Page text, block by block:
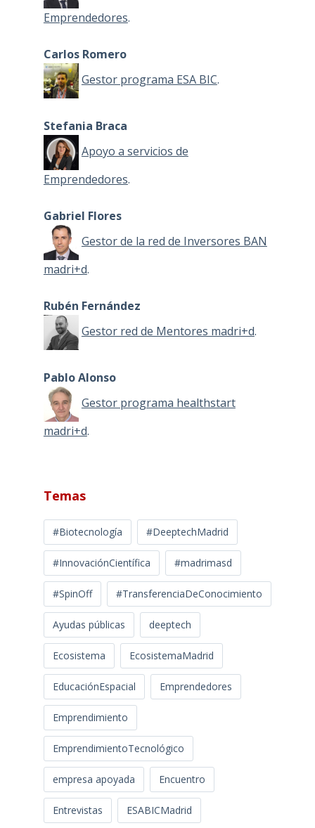
Emprendedores.
Carlos Romero
Gestor programa ESA BIC.
Stefania Braca
Apoyo a servicios de
Emprendedores.
Gabriel Flores
Gestor de la red de Inversores BAN
madri+d.
Rubén Fernández
Gestor red de Mentores madri+d.
Pablo Alonso
Gestor programa healthstart
madri+d.
Temas
#Biotecnología #DeeptechMadrid
#InnovaciónCientífica #madrimasd
#SpinOff #TransferenciaDeConocimiento
Ayudas públicas deeptech
Ecosistema EcosistemaMadrid
EducaciónEspacial Emprendedores
Emprendimiento
EmprendimientoTecnológico
empresa apoyada Encuentro
Entrevistas ESABICMadrid